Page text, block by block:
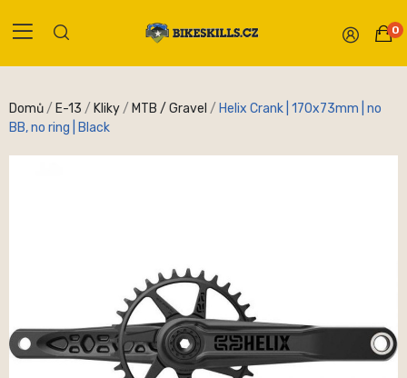
0
Domů E-13 Kliky MTB / Gravel
Helix Crank | 170x73mm | no
BB, no ring | Black